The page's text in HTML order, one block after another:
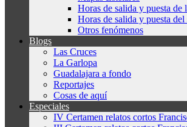
Horas de salida y puesta de
Horas de salida y puesta del
Otros fenómenos
Blogs
Las Cruces
La Garlopa
Guadalajara a fondo
Reportajes
Cosas de aquí
Especiales
IV Certamen relatos cortos